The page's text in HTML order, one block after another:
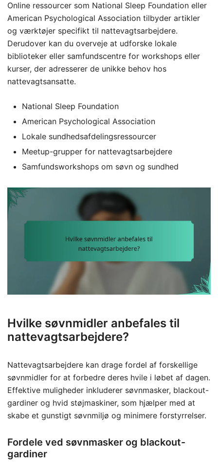
Online ressourcer som National Sleep Foundation eller
American Psychological Association tilbyder artikler
og værktøjer specifikt til nattevagtsarbejdere.
Derudover kan du overveje at udforske lokale
biblioteker eller samfundscentre for workshops eller
kurser, der adresserer de unikke behov hos
nattevagtsansatte.
National Sleep Foundation
American Psychological Association
Lokale sundhedsafdelingsressourcer
Meetup-grupper for nattevagtsarbejdere
Samfundsworkshops om søvn og sundhed
Hvilke søvnmidler anbefales til
nattevagtsarbejdere?
Nattevagtsarbejdere kan drage fordel af forskellige
søvnmidler for at forbedre deres hvile i løbet af dagen.
Effektive muligheder inkluderer søvnmasker, blackout-
gardiner og hvid støjmaskiner, som hjælper med at
skabe et gunstigt søvnmiljø og minimere forstyrrelser.
Fordele ved søvnmasker og blackout-
gardiner